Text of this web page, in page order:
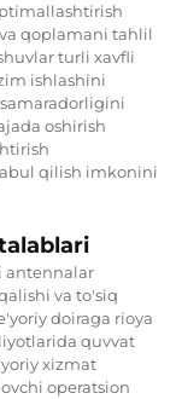
qoplamani tahlil
turli xavfli
ishlashini
oshirish
qilish imkonini
antennalar
va to'siq
doiraga rioya
quvvat
xizmat
operatsion